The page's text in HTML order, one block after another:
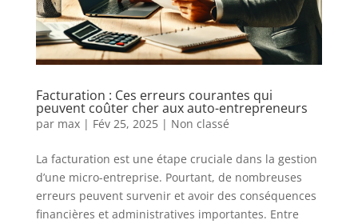
Facturation : Ces erreurs courantes qui
peuvent coûter cher aux auto-entrepreneurs
par max| Fév 25, 2025| Non classé
La facturation est une étape cruciale dans la gestion
d’une micro-entreprise. Pourtant, de nombreuses
erreurs peuvent survenir et avoir des conséquences
financières et administratives importantes. Entre